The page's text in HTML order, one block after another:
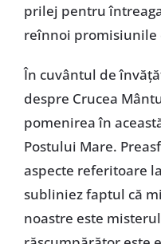
prilej pentru
reînnoi promisiunile
În cuvântul de
despre Crucea
pomenirea în
Postului Mare.
aspecte referitoare
subliniez faptul că
noastre este